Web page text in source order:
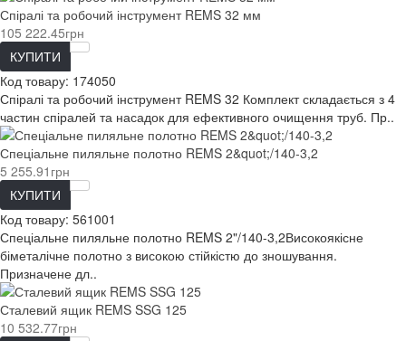
Спіралі та робочий інструмент REMS 32 мм
105 222.45грн
КУПИТИ
Код товару: 174050
Спіралі та робочий інструмент REMS 32 Комплект складається з 4
частин спіралей та насадок для ефективного очищення труб. Пр..
Спеціальне пиляльне полотно REMS 2&quot;/140-3,2
5 255.91грн
КУПИТИ
Код товару: 561001
Спеціальне пиляльне полотно REMS 2"/140-3,2Високоякісне
біметалічне полотно з високою стійкістю до зношування.
Призначене дл..
Сталевий ящик REMS SSG 125
10 532.77грн